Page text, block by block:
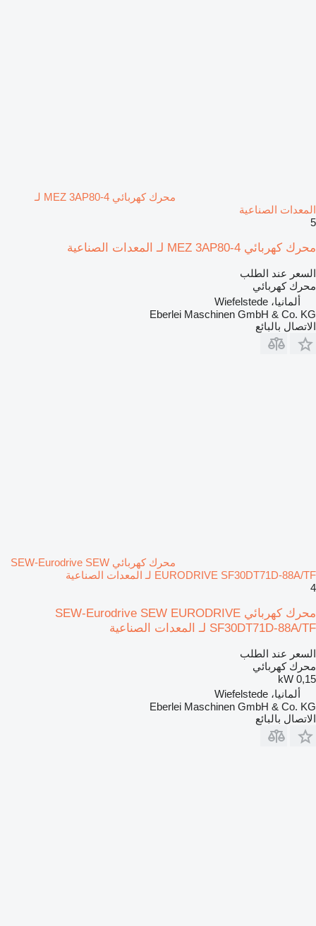
محرك كهربائي MEZ 3AP80-4 لـ
المعدات الصناعية
5
محرك كهربائي MEZ 3AP80-4 لـ المعدات الصناعية
السعر عند الطلب
محرك كهربائي
ألمانيا، Wiefelstede
Eberlei Maschinen GmbH & Co. KG
الاتصال بالبائع
محرك كهربائي SEW-Eurodrive SEW
EURODRIVE SF30DT71D-88A/TF لـ المعدات الصناعية
4
محرك كهربائي SEW-Eurodrive SEW EURODRIVE
SF30DT71D-88A/TF لـ المعدات الصناعية
السعر عند الطلب
محرك كهربائي
0,15 kW
ألمانيا، Wiefelstede
Eberlei Maschinen GmbH & Co. KG
الاتصال بالبائع